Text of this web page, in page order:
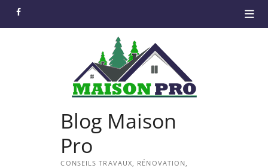
facebook
Blog Maison
Pro
CONSEILS TRAVAUX, RÉNOVATION,